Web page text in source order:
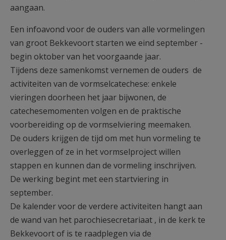
aangaan.
Een infoavond voor de ouders van alle vormelingen
van groot Bekkevoort starten we eind september -
begin oktober van het voorgaande jaar.
Tijdens deze samenkomst vernemen de ouders de
activiteiten van de vormselcatechese: enkele
vieringen doorheen het jaar bijwonen, de
catechesemomenten volgen en de praktische
voorbereiding op de vormselviering meemaken.
De ouders krijgen de tijd om met hun vormeling te
overleggen of ze in het vormselproject willen
stappen en kunnen dan de vormeling inschrijven.
De werking begint met een startviering in
september.
De kalender voor de verdere activiteiten hangt aan
de wand van het parochiesecretariaat , in de kerk te
Bekkevoort of is te raadplegen via de